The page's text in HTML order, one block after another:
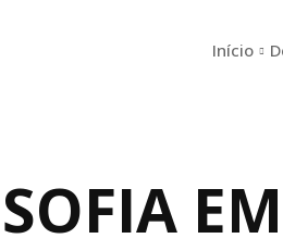
Início